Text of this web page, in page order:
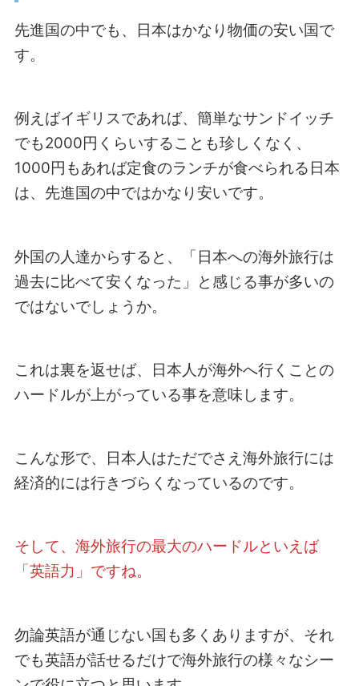
先進国の中でも、日本はかなり物価の安い国で
す。
例えばイギリスであれば、簡単なサンドイッチ
でも2000円くらいすることも珍しくなく、
1000円もあれば定食のランチが食べられる日本
は、先進国の中ではかなり安いです。
外国の人達からすると、「日本への海外旅行は
過去に比べて安くなった」と感じる事が多いの
ではないでしょうか。
これは裏を返せば、日本人が海外へ行くことの
ハードルが上がっている事を意味します。
こんな形で、日本人はただでさえ海外旅行には
経済的には行きづらくなっているのです。
そして、海外旅行の最大のハードルといえば
「英語力」ですね。
勿論英語が通じない国も多くありますが、それ
でも英語が話せるだけで海外旅行の様々なシー